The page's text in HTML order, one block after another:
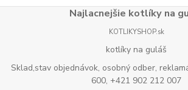
Najlacnejšie kotlíky na
KOTLIKYSHOP.sk
kotlíky na guláš
Sklad,stav objednávok, osobný odber,
600, +421 902 212 007